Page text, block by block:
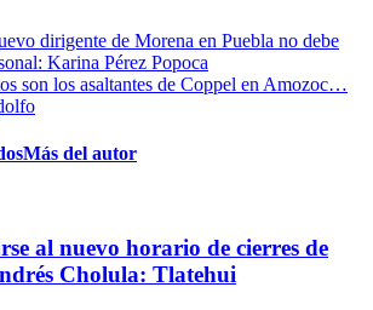
dirigente de Morena en Puebla no debe
Karina Pérez Popoca
son los asaltantes de Coppel en Amozoc…
Más del autor
al nuevo horario de cierres de
Cholula: Tlatehui